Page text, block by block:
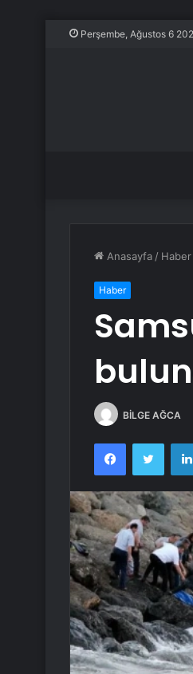
Perşembe, Ağustos 6
Anasayfa / Haber
Haber
BİLGE AĞCA
Facebook